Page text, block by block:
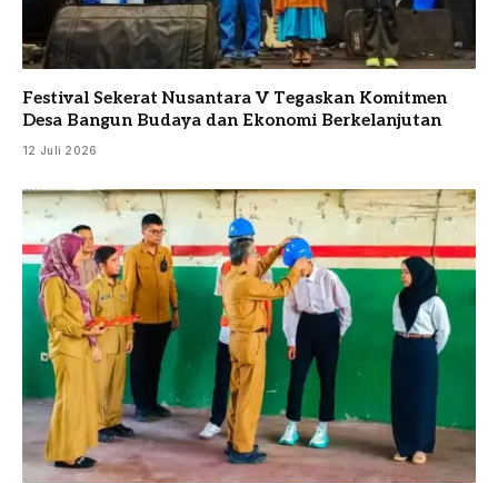
Festival Sekerat Nusantara V Tegaskan Komitmen
Desa Bangun Budaya dan Ekonomi Berkelanjutan
12 Juli 2026